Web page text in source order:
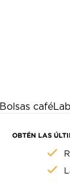
Bolsas café
OBTÉN LAS